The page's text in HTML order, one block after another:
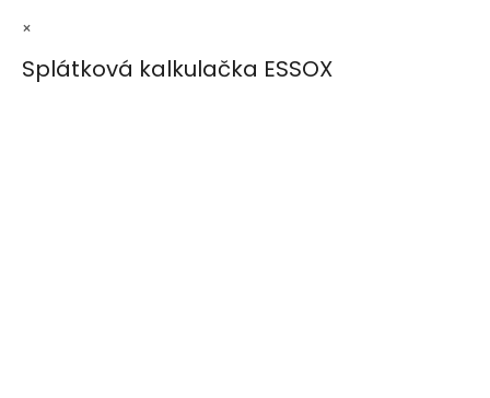
×
Splátková kalkulačka ESSOX